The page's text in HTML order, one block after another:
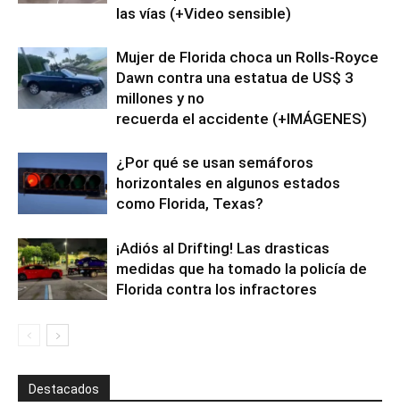
las vías (+Video sensible)
Mujer de Florida choca un Rolls-Royce
Dawn contra una estatua de US$ 3
millones y no
recuerda el accidente (+IMÁGENES)
¿Por qué se usan semáforos
horizontales en algunos estados
como Florida, Texas?
¡Adiós al Drifting! Las drasticas
medidas que ha tomado la policía de
Florida contra los infractores
Destacados